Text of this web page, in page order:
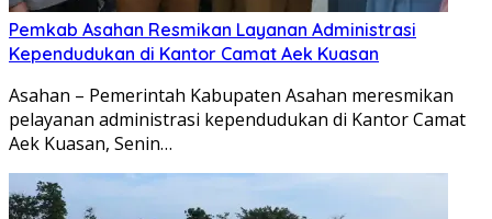
Pemkab Asahan Resmikan Layanan Administrasi
Kependudukan di Kantor Camat Aek Kuasan
Asahan – Pemerintah Kabupaten Asahan meresmikan
pelayanan administrasi kependudukan di Kantor Camat
Aek Kuasan, Senin…